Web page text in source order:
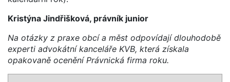
Kristýna Jindřišková, právník junior
Na otázky z praxe obcí a měst odpovídají dlouhodobě
experti advokátní kanceláře KVB, která získala
opakovaně ocenění Právnická firma roku.